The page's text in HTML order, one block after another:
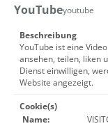
YouTubeyoutube
Beschreibung
YouTube ist eine
ansehen, teilen, liken
Dienst einwilligen,
Website angezeigt.
Cookie(s)
Name: